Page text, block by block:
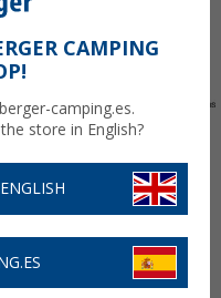
CAMPING
camping.es.
store in English?